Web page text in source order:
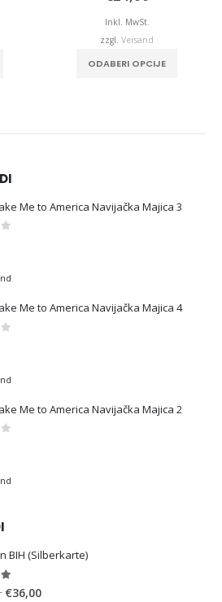
Inkl. MwSt.
zzgl. Versand
ODABERI OPCIJE
Me to America Navijačka Majica 3
Me to America Navijačka Majica 4
Me to America Navijačka Majica 2
BIH (Silberkarte)
€36,00Preisspanne: